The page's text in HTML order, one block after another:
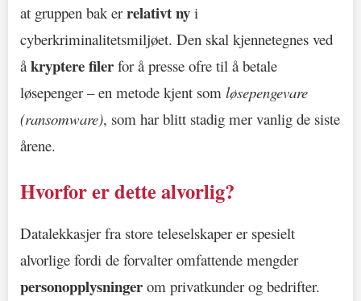
at gruppen bak errelativt ny i
cyberkriminalitetsmiljøet. Den skal kjennetegnes ved
åkryptere filer for å presse ofre til å betale
løsepenger – en metode kjent som løsepengevare
(ransomware), som har blitt stadig mer vanlig de siste
årene.
Hvorfor er dette alvorlig?
Datalekkasjer fra store teleselskaper er spesielt
alvorlige fordi de forvalter omfattende mengder
personopplysninger om privatkunder og bedrifter.